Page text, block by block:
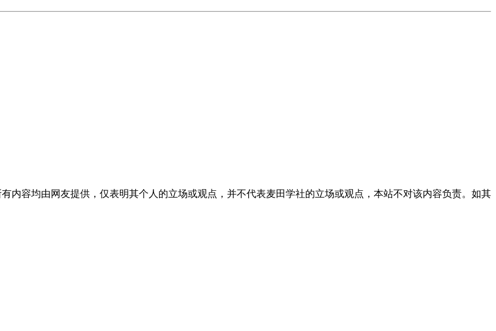
内容均由网友提供，仅表明其个人的立场或观点，并不代表麦田学社的立场或观点，本站不对该内容负责。如其